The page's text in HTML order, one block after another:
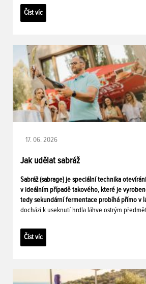
Číst víc
17. 06. 2026
Jak udělat sabráž
Sabráž (sabrage) je speciální technika
v ideálním případě takového, které je
tedy sekundární fermentace probíhá přímo v
dochází k useknutí hrdla láhve ostrým
Číst víc